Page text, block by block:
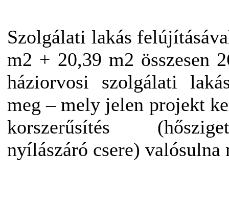
Szolgálati lakás
m2 + 20,39 m2 összesen
háziorvosi szolgálati
meg – mely jelen projekt
korszerűsítés
nyílászáró csere) valósulna